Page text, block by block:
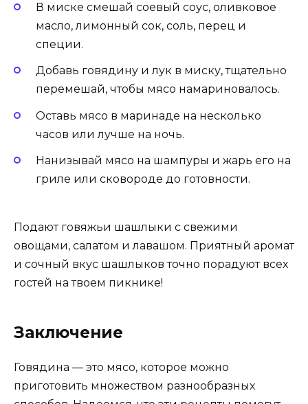
В миске смешай соевый соус, оливковое
масло, лимонный сок, соль, перец и
специи.
Добавь говядину и лук в миску, тщательно
перемешай, чтобы мясо намариновалось.
Оставь мясо в маринаде на несколько
часов или лучше на ночь.
Нанизывай мясо на шампуры и жарь его на
гриле или сковороде до готовности.
Подают говяжьи шашлыки с свежими
овощами, салатом и лавашом. Приятный аромат
и сочный вкус шашлыков точно порадуют всех
гостей на твоем пикнике!
Заключение
Говядина — это мясо, которое можно
приготовить множеством разнообразных